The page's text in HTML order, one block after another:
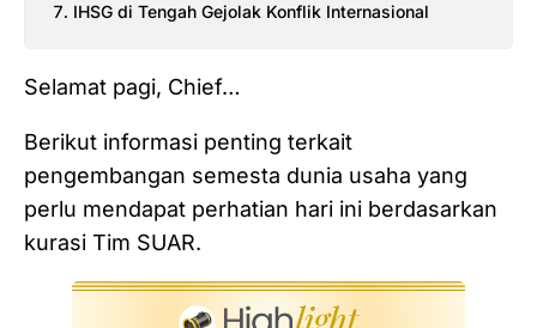
IHSG di Tengah Gejolak Konflik Internasional
Selamat pagi, Chief…
Berikut informasi penting terkait
pengembangan semesta dunia usaha yang
perlu mendapat perhatian hari ini berdasarkan
kurasi Tim SUAR.